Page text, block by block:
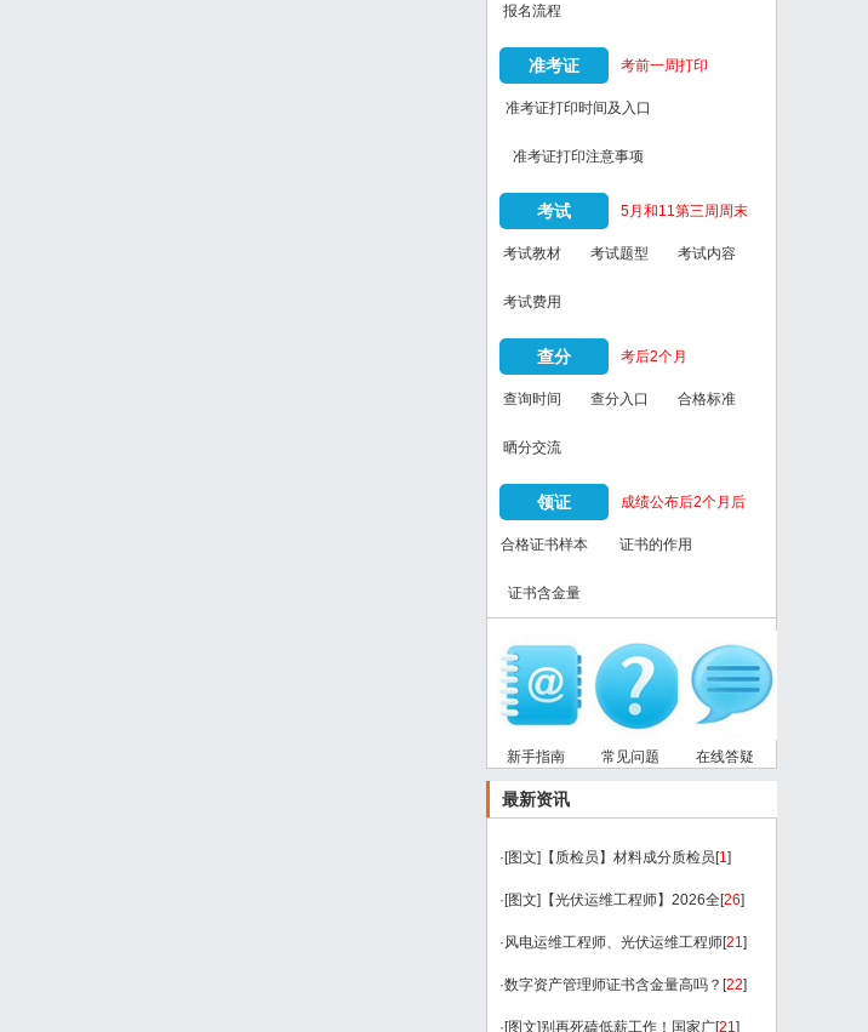
报名流程
准考证 考前一周打印
准考证打印时间及入口
准考证打印注意事项
考试 5月和11第三周周末
考试教材 考试题型 考试内容
考试费用
查分 考后2个月
查询时间 查分入口 合格标准
晒分交流
领证 成绩公布后2个月后
合格证书样本 证书的作用
证书含金量
新手指南 常见问题 在线答疑
最新资讯
·[图文] 【质检员】材料成分质检员[1]
·[图文] 【光伏运维工程师】2026全[26]
· 风电运维工程师、光伏运维工程师[21]
·数字资产管理师证书含金量高吗？[22]
·[图文]别再死磕低薪工作！国家广[21]